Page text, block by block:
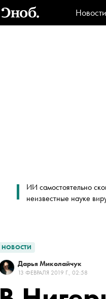
Новости
ИИ самостоятельно
неизвестные науке
НОВОСТИ
Дарья Миколайчук
13 ФЕВРАЛЯ 2019 Г., 02:58